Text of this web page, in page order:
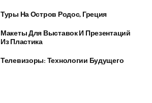
Туры На Остров Родос, Греция
Макеты Для Выставок И Презентаций
Из Пластика
Телевизоры: Технологии Будущего